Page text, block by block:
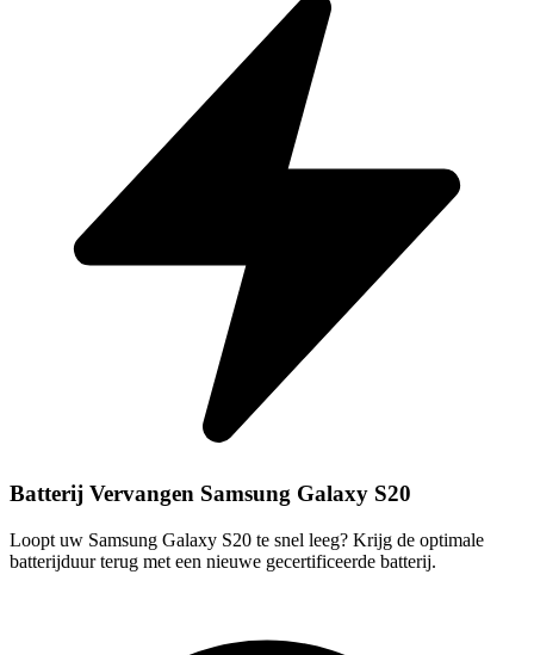
Batterij Vervangen Samsung Galaxy S20
Loopt uw Samsung Galaxy S20 te snel leeg? Krijg de optimale
batterijduur terug met een nieuwe gecertificeerde batterij.